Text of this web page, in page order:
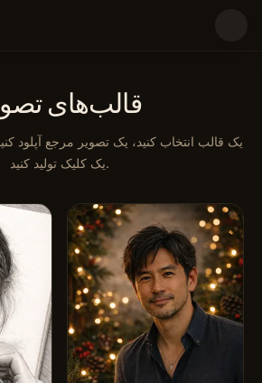
قالب‌های
یک قالب انتخاب کنید، یک تصویر مرجع آپلود
یک کلیک تولید کنید.